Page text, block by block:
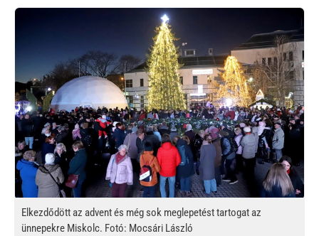
Kép
Elkezdődött az advent és még sok meglepetést tartogat az
ünnepekre Miskolc. Fotó: Mocsári László